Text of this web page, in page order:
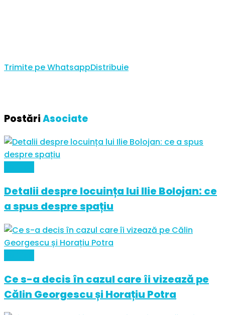
Trimite pe WhatsappDistribuie
PostăriAsociate
Detalii despre locuința lui Ilie Bolojan: ce
a spus despre spațiu
Ce s-a decis în cazul care îi vizează pe
Călin Georgescu și Horațiu Potra